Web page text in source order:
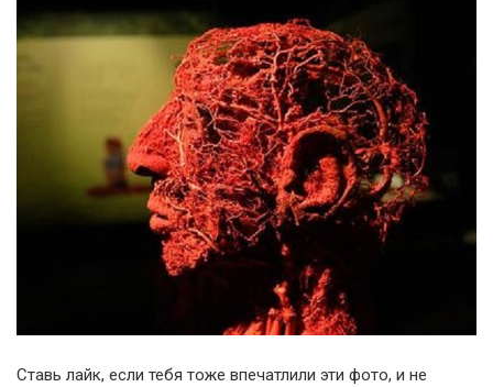
Ставь лайк, если тебя тоже впечатлили эти фото, и не